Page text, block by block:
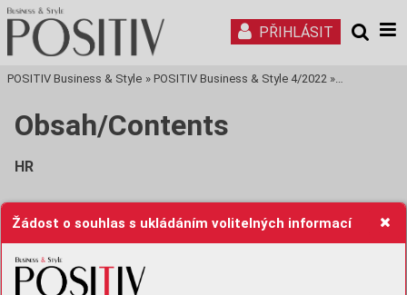
Žádost o souhlas s ukládáním volitelných informací
PŘIHLÁSIT
POSITIV Business & Style » POSITIV Business & Style 4/2022 » Tisková
Obsah/Contents
HR
Co funguje aktuálně na LinkedIn? 50
What Are the Newest Trends Happening in LinkedIn?